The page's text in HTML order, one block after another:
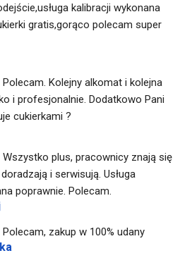
kalibracji wykonana
gratis,gorąco polecam super
Polecam. Kolejny alkomat i kolejna
i profesjonalnie. Dodatkowo Pani
cukierkami ?
Wszystko plus, pracownicy znają się
i serwisują. Usługa
poprawnie. Polecam.
Polecam, zakup w 100% udany